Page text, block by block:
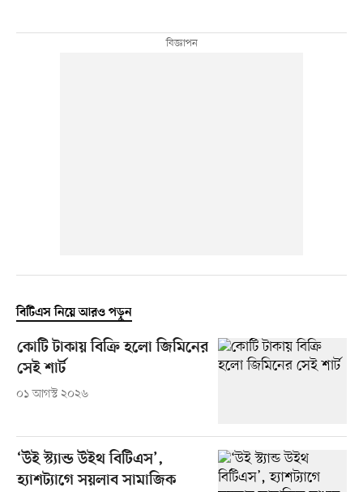
বিটিএস নিয়ে আরও পড়ুন
কোটি টাকায় বিক্রি হলো জিমিনের
সেই শার্ট
০১ আগস্ট ২০২৬
‘উই স্ট্যান্ড উইথ বিটিএস’,
হ্যাশট্যাগে সয়লাব সামাজিক